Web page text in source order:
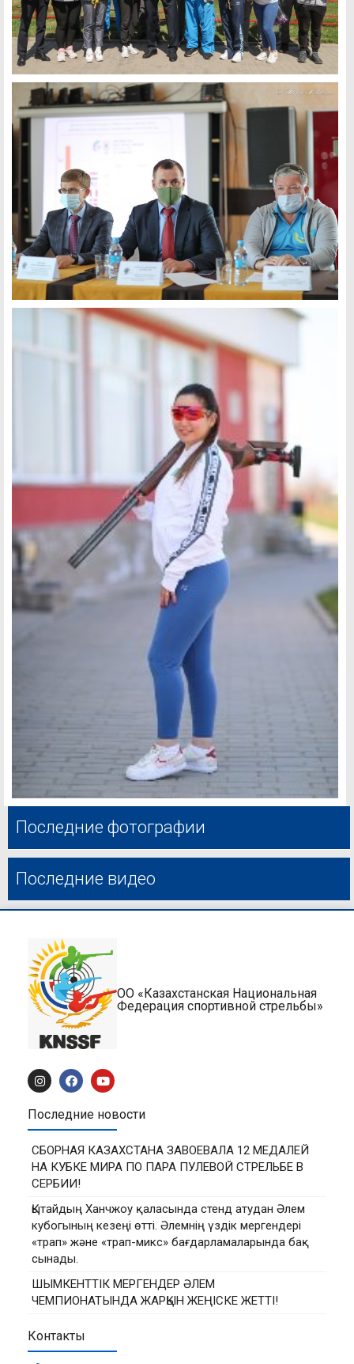
Последние фотографии
Последние видео
ОО «Казахстанская Национальная
Федерация спортивной стрельбы»
Последние новости
СБОРНАЯ КАЗАХСТАНА ЗАВОЕВАЛА 12 МЕДАЛЕЙ
НА КУБКЕ МИРА ПО ПАРА ПУЛЕВОЙ СТРЕЛЬБЕ В
СЕРБИИ!
Қытайдың Ханчжоу қаласында стенд атудан Әлем
кубогының кезеңі өтті. Әлемнің үздік мергендері
«трап» және «трап-микс» бағдарламаларында бақ
сынады.
ШЫМКЕНТТІК МЕРГЕНДЕР ӘЛЕМ
ЧЕМПИОНАТЫНДА ЖАРҚЫН ЖЕҢІСКЕ ЖЕТТІ!
Контакты